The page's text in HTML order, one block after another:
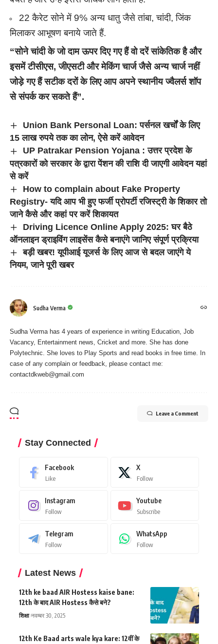
22 कैरेट सोने में 9% अन्य धातु जैसे तांबा, चांदी, जिंक
मिलाकर आभूषण बनाये जाते हैं.
“सोने चांदी के जो दाम ऊपर दिए गए हैं वो दरें सांकेतिक है और
इसमें टीसीएस,जीएसटी और मेकिंग चार्ज जैसे अन्य चार्ज नहीं
जोड़े गए हैं सटीक दरों के लिए आप अपने स्थानीय ज्वैलर्स शॉप
से संपर्क कर सकते हैं”.
Union Bank Personal Loan: पर्सनल खर्चों के लिए
15 लाख रुपये तक का लोन, ऐसे करें आवेदन
UP Patrakar Pension Yojana : उत्तर प्रदेश के
पत्रकारों को सरकार के द्वारा पेंशन की राशि दी जाएगी आवेदन यहां
से करें
How to complain about Fake Property
Registry- यदि आप भी हुए फर्जी प्रोपर्टी रजिस्ट्री के शिकार तो
जाने कैसे और कहां पर करें शिकायत
Driving Licence Online Apply 2025: घर बैठे
ऑनलाइन ड्राइविंग लाइसेंस कैसे बनाएंगे जानिए संपूर्ण प्रक्रिया
बड़ी खबर! यूपीआई यूजर्स के लिए आज से बदल जाएंगे ये
नियम, जाने पूरी खबर
Sudha Verma
Sudha Verma has 4 years of experience in writing Education, Job
Vacancy, Entertainment news, Cricket and more. She has done
Polytechnic. She loves to Play Sports and read books in free time. In
case of any complain or feedback, please contact me:
contactdkweb@gmail.com
Leave a Comment
Stay Connected
Facebook
Like
X
Follow
Instagram
Follow
Youtube
Subscribe
Telegram
Follow
WhatsApp
Follow
Latest News
12th ke baad AIR Hostess kaise bane:
12th के बाद AIR Hostess कैसे बने?
शिक्षा नवम्बर 30, 2025
12th Ke Baad arts wale kya kare: 12वीं के